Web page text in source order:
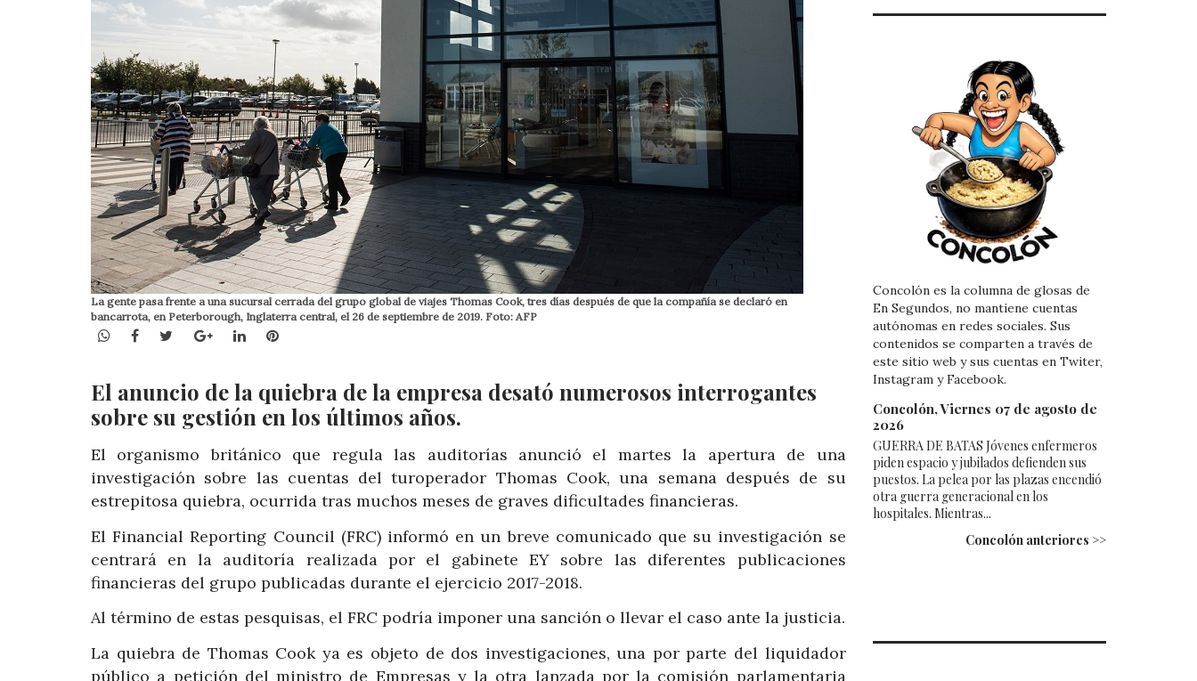
La gente pasa frente a una sucursal cerrada del grupo global de viajes Thomas Cook, tres días después de que la compañía se declaró en
bancarrota, en Peterborough, Inglaterra central, el 26 de septiembre de 2019. Foto: AFP
WhatsApp
Facebook
TwitterGoogle+LinkedInPinterest
El anuncio de la quiebra de la empresa desató numerosos interrogantes
sobre su gestión en los últimos años.
El organismo británico que regula las auditorías anunció el martes la apertura de una
investigación sobre las cuentas del turoperador Thomas Cook, una semana después de su
estrepitosa quiebra, ocurrida tras muchos meses de graves dificultades financieras.
El Financial Reporting Council (FRC) informó en un breve comunicado que su investigación se
centrará en la auditoría realizada por el gabinete EY sobre las diferentes publicaciones
financieras del grupo publicadas durante el ejercicio 2017-2018.
Al término de estas pesquisas, el FRC podría imponer una sanción o llevar el caso ante la justicia.
La quiebra de Thomas Cook ya es objeto de dos investigaciones, una por parte del liquidador
público a petición del ministro de Empresas y la otra lanzada por la comisión parlamentaria
Concolón es la columna de glosas de
En Segundos, no mantiene cuentas
autónomas en redes sociales. Sus
contenidos se comparten a través de
este sitio web y sus cuentas en Twiter,
Instagram y Facebook.
Concolón, Viernes 07 de agosto de
2026
GUERRA DE BATAS Jóvenes enfermeros
piden espacio y jubilados defienden sus
puestos. La pelea por las plazas encendió
otra guerra generacional en los
hospitales. Mientras...
Concolón anteriores >>